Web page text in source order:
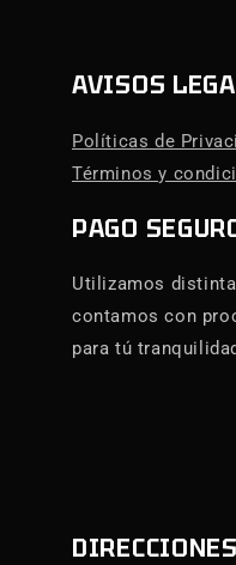
AVISOS
Políticas de
Términos y
PAGO
Utilizamos
contamos con
para tú tranquilidad
DIRECCIONES